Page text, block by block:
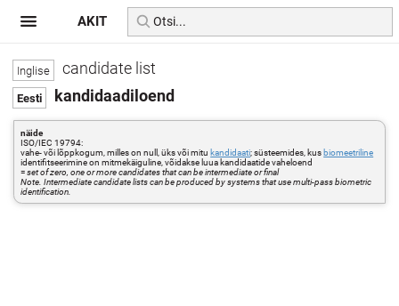
candidate list
kandidaadiloend
näide
ISO/IEC 19794:
vahe- või lõppkogum, milles on null, üks või mitu kandidaati; süsteemides, kus biomeetriline
identifitseerimine on mitmekäiguline, võidakse luua kandidaatide vaheloend
=set of zero, one or more candidates that can be intermediate or final
Note. Intermediate candidate lists can be produced by systems that use multi-pass biometric
identification.
AKIT